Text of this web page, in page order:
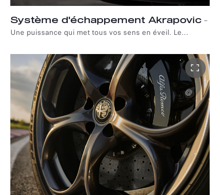
Système d'échappement Akrapovic –
Une puissance qui met tous vos sens en éveil. Le
quatre sorties transforme l'énergie illimitée de la série
spéciale Alfa Romeo Quadrifoglio Super Sport en une
symphonie d'émotions viscérales.